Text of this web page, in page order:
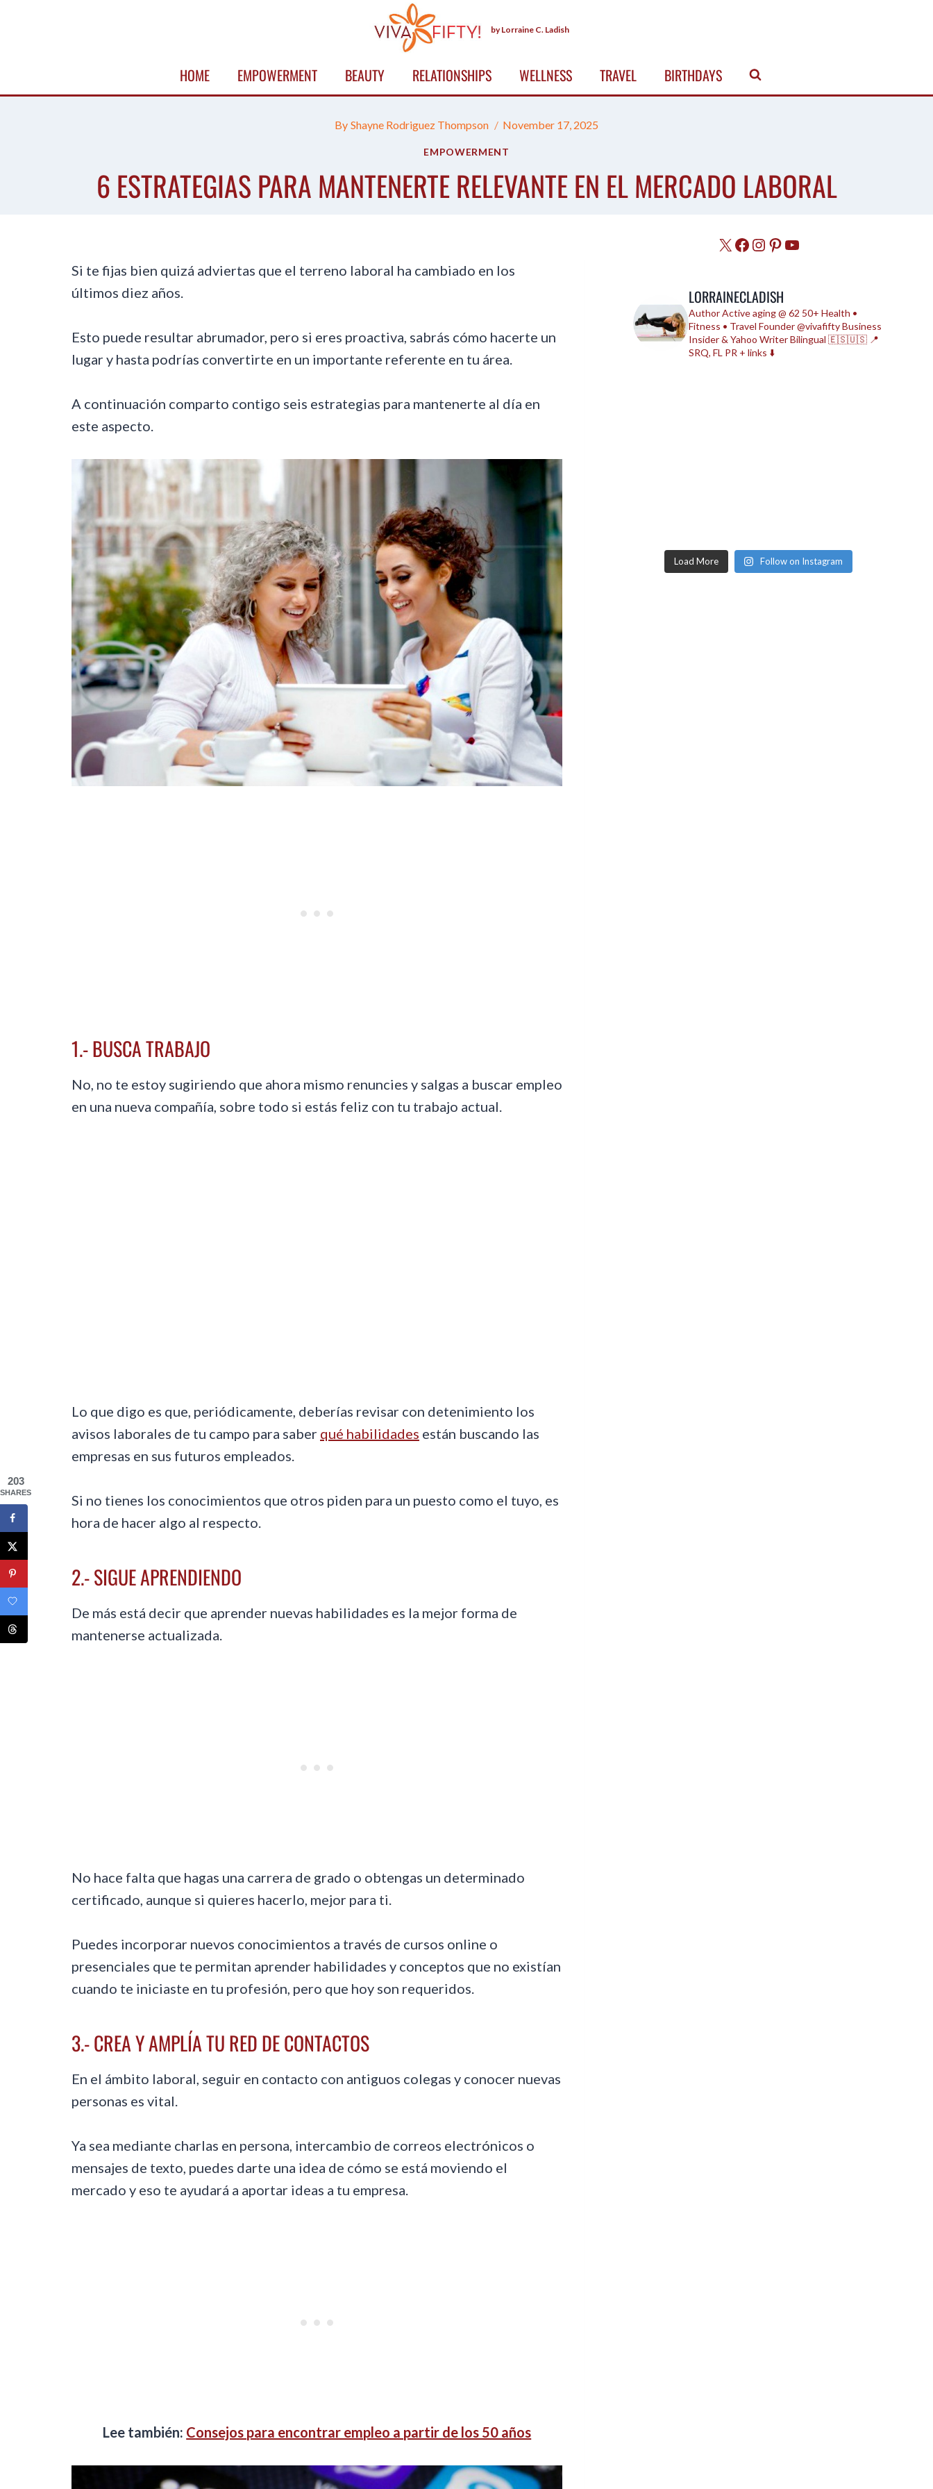
by Lorraine C. Ladish
HOME EMPOWERMENT BEAUTY RELATIONSHIPS WELLNESS TRAVEL BIRTHDAYS
By Shayne Rodriguez Thompson November 17, 2025
EMPOWERMENT
6 ESTRATEGIAS PARA MANTENERTE RELEVANTE EN EL MERCADO LABORAL
Si te fijas bien quizá adviertas que el terreno laboral ha cambiado en los
últimos diez años.
Esto puede resultar abrumador, pero si eres proactiva, sabrás cómo hacerte un
lugar y hasta podrías convertirte en un importante referente en tu área.
A continuación comparto contigo seis estrategias para mantenerte al día en
este aspecto.
1.- BUSCA TRABAJO
No, no te estoy sugiriendo que ahora mismo renuncies y salgas a buscar empleo
en una nueva compañía, sobre todo si estás feliz con tu trabajo actual.
Lo que digo es que, periódicamente, deberías revisar con detenimiento los
avisos laborales de tu campo para saber qué habilidades están buscando las
empresas en sus futuros empleados.
Si no tienes los conocimientos que otros piden para un puesto como el tuyo, es
hora de hacer algo al respecto.
2.- SIGUE APRENDIENDO
De más está decir que aprender nuevas habilidades es la mejor forma de
mantenerse actualizada.
No hace falta que hagas una carrera de grado o obtengas un determinado
certificado, aunque si quieres hacerlo, mejor para ti.
Puedes incorporar nuevos conocimientos a través de cursos online o
presenciales que te permitan aprender habilidades y conceptos que no existían
cuando te iniciaste en tu profesión, pero que hoy son requeridos.
3.- CREA Y AMPLÍA TU RED DE CONTACTOS
En el ámbito laboral, seguir en contacto con antiguos colegas y conocer nuevas
personas es vital.
Ya sea mediante charlas en persona, intercambio de correos electrónicos o
mensajes de texto, puedes darte una idea de cómo se está moviendo el
mercado y eso te ayudará a aportar ideas a tu empresa.
Lee también: Consejos para encontrar empleo a partir de los 50 años
X Facebook
Instagram
Pinterest
YouTube
LORRAINECLADISH
AuthorActive aging @ 62 50+ Health •
Fitness • TravelFounder @vivafiftyBusiness
Insider & Yahoo WriterBilingual 🇪🇸🇺🇸 📍
SRQ, FL PR + links ⬇️
Load More Follow on Instagram
203
SHARES